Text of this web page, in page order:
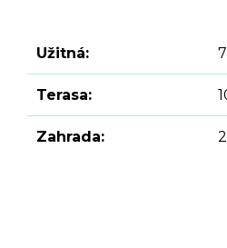
Užitná:
Terasa:
Zahrada: